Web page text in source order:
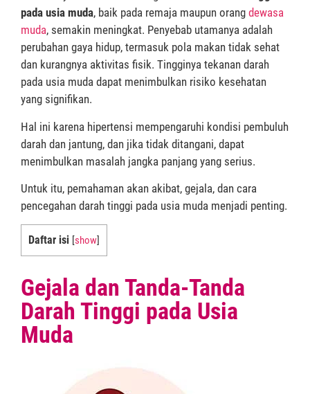
pada usia muda, baik pada remaja maupun orang dewasa
muda, semakin meningkat. Penyebab utamanya adalah
perubahan gaya hidup, termasuk pola makan tidak sehat
dan kurangnya aktivitas fisik. Tingginya tekanan darah
pada usia muda dapat menimbulkan risiko kesehatan
yang signifikan.
Hal ini karena hipertensi mempengaruhi kondisi pembuluh
darah dan jantung, dan jika tidak ditangani, dapat
menimbulkan masalah jangka panjang yang serius.
Untuk itu, pemahaman akan akibat, gejala, dan cara
pencegahan darah tinggi pada usia muda menjadi penting.
Daftar isi show
Gejala dan Tanda-Tanda
Darah Tinggi pada Usia
Muda